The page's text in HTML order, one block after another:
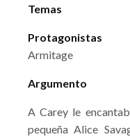
Temas
Protagonistas
Armitage
Argumento
A Carey le
pequeña Alice